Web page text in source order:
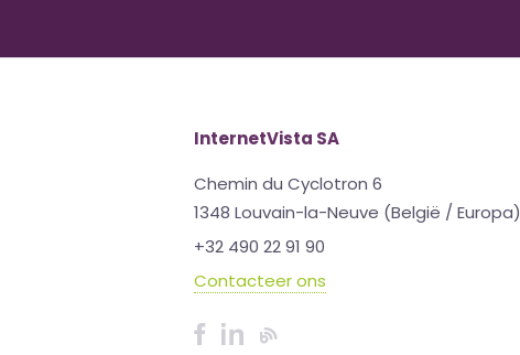
InternetVista SA
Chemin du Cyclotron 6
1348 Louvain-la-Neuve (België / Europa)
+32 490 22 91 90
Contacteer ons